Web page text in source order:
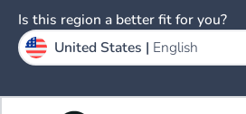
Is this region a better fit for you?
United States | English